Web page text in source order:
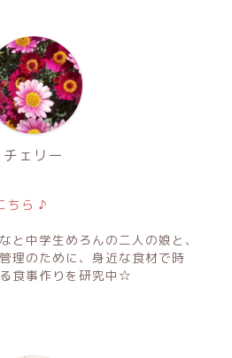
チェリー
ちら ♪
と中学生めろんの二人の娘と、
理のために、身近な食材で時
食事作りを研究中☆